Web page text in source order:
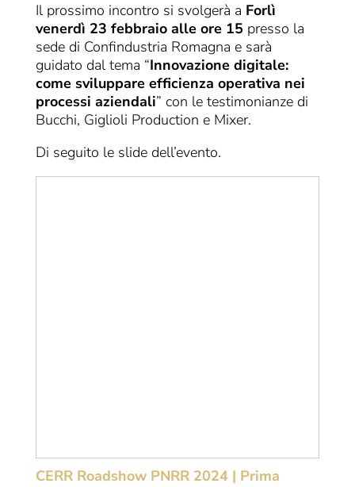
Il prossimo incontro si svolgerà a Forlì
venerdì 23 febbraio alle ore 15 presso la
sede di Confindustria Romagna e sarà
guidato dal tema “Innovazione digitale:
come sviluppare efficienza operativa nei
processi aziendali” con le testimonianze di
Bucchi, Giglioli Production e Mixer.
Di seguito le slide dell’evento.
CERR Roadshow PNRR 2024 | Prima